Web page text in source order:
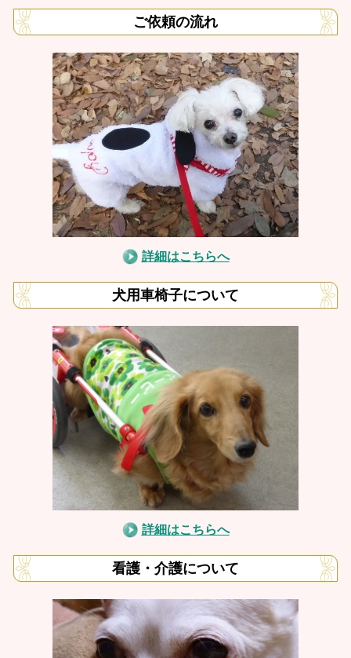
ご依頼の流れ
詳細はこちらへ
犬用車椅子について
詳細はこちらへ
看護・介護について